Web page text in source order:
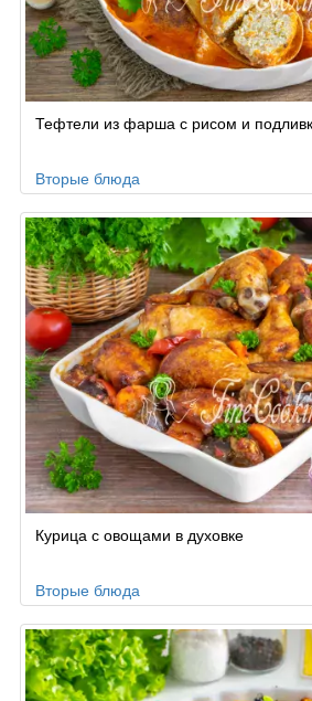
Тефтели из фарша с рисом и
Вторые блюда
Курица с овощами в духовке
Вторые блюда